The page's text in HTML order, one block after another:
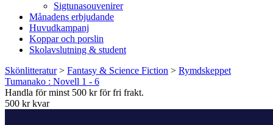
Sigtunasouvenirer
Månadens erbjudande
Huvudkampanj
Koppar och porslin
Skolavslutning & student
Skönlitteratur> Fantasy & Science Fiction > Rymdskeppet
Tumanako : Novell 1 - 6
Handla för minst 500 kr för fri frakt.
500 kr kvar